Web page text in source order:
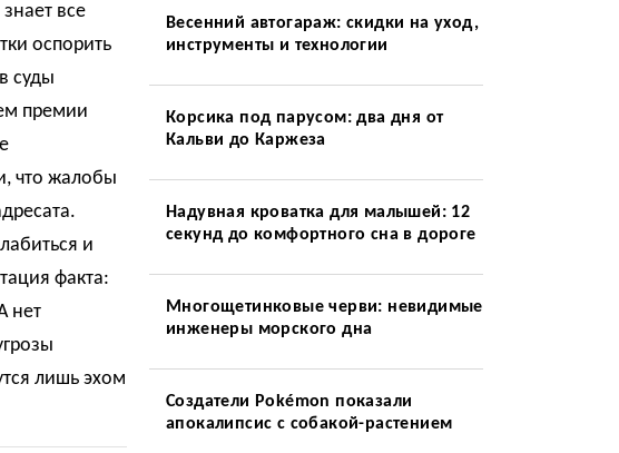
все
оспорить
суды
премии
что жалобы
и
факта:
нет
лишь эхом
Весенний автогараж: скидки на уход,
инструменты и технологии
Корсика под парусом: два дня от
Кальви до Каржеза
Надувная кроватка для малышей: 12
секунд до комфортного сна в дороге
Многощетинковые черви: невидимые
инженеры морского дна
Создатели Pokémon показали
апокалипсис с собакой-растением